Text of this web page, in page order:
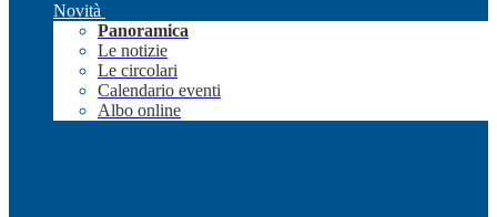
Novità
Panoramica
Le notizie
Le circolari
Calendario eventi
Albo online